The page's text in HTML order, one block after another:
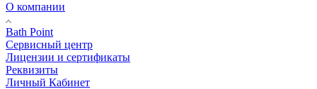
О компании
Bath Point
Сервисный центр
Лицензии и сертификаты
Реквизиты
Личный Кабинет